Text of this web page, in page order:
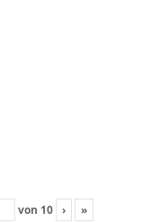
von 10 › »